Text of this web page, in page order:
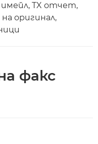
TX отчет,
оригинал,
факс